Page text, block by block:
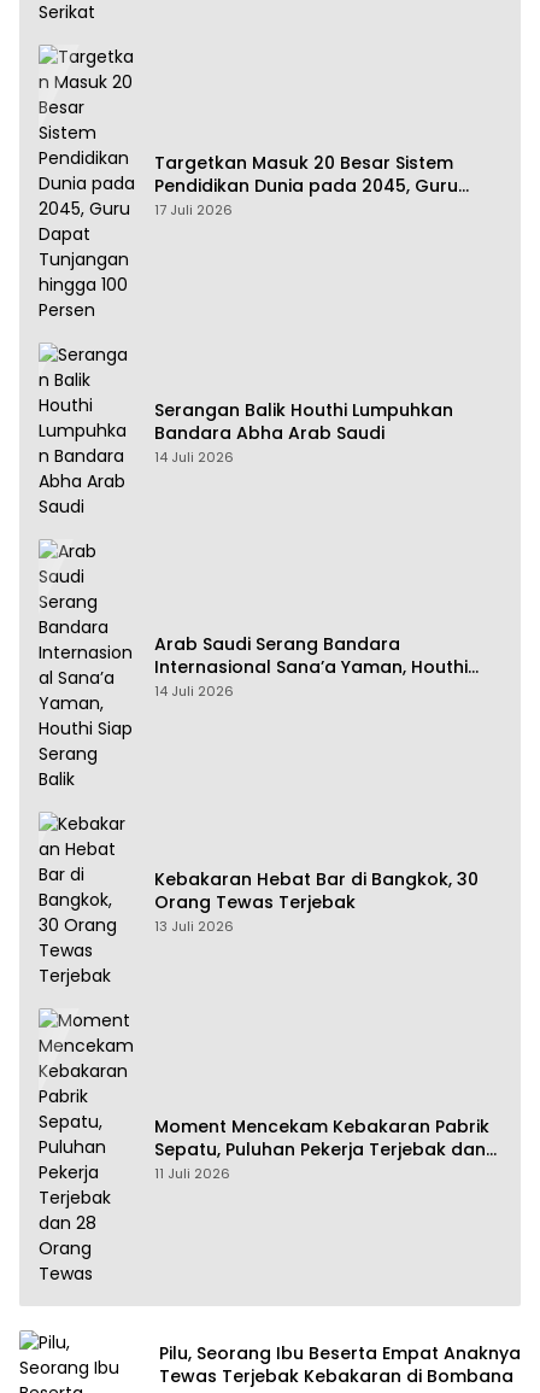
Targetkan Masuk 20 Besar Sistem
Pendidikan Dunia pada 2045, Guru
Dapat Tunjangan hingga 100 Persen
17 Juli 2026
Serangan Balik Houthi Lumpuhkan
Bandara Abha Arab Saudi
14 Juli 2026
Arab Saudi Serang Bandara
Internasional Sana’a Yaman, Houthi
Siap Serang Balik
14 Juli 2026
Kebakaran Hebat Bar di Bangkok, 30
Orang Tewas Terjebak
13 Juli 2026
Moment Mencekam Kebakaran Pabrik
Sepatu, Puluhan Pekerja Terjebak dan
28 Orang Tewas
11 Juli 2026
Pilu, Seorang Ibu Beserta Empat Anaknya
Tewas Terjebak Kebakaran di Bombana